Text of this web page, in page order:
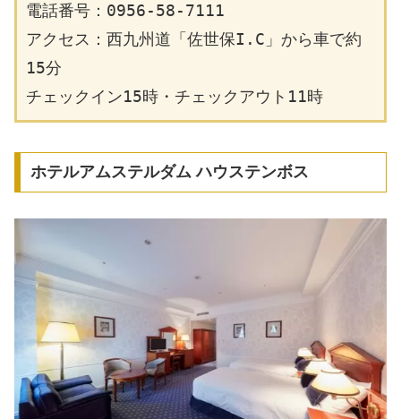
電話番号：0956-58-7111
アクセス：西九州道「佐世保I.C」から車で約
15分
チェックイン15時・チェックアウト11時
ホテルアムステルダム ハウステンボス